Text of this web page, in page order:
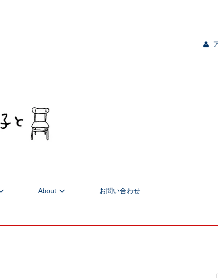
About お問い合わせ